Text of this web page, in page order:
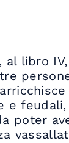
al libro
e
poter